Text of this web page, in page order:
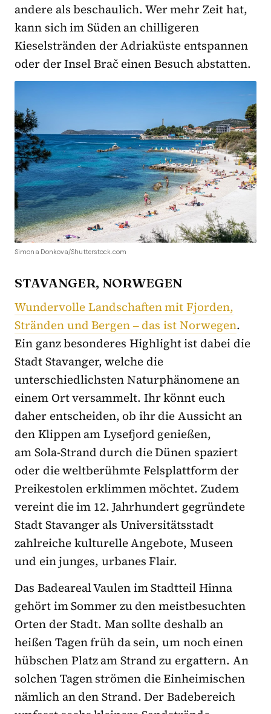
andere als beschaulich. Wer mehr Zeit hat,
kann sich im Süden an chilligeren
Kieselstränden der Adriaküste entspannen
oder der Insel Brač einen Besuch abstatten.
Simona Donkova/Shutterstock.com
STAVANGER, NORWEGEN
Wundervolle Landschaften mit Fjorden,
Stränden und Bergen ‒ das ist Norwegen.
Ein ganz besonderes Highlight ist dabei die
Stadt Stavanger, welche die
unterschiedlichsten Naturphänomene an
einem Ort versammelt. Ihr könnt euch
daher entscheiden, ob ihr die Aussicht an
den Klippen am Lysefjord genießen,
am Sola-Strand durch die Dünen spaziert
oder die weltberühmte Felsplattform der
Preikestolen erklimmen möchtet. Zudem
vereint die im 12. Jahrhundert gegründete
Stadt Stavanger als Universitätsstadt
zahlreiche kulturelle Angebote, Museen
und ein junges, urbanes Flair.
Das Badeareal Vaulen im Stadtteil Hinna
gehört im Sommer zu den meistbesuchten
Orten der Stadt. Man sollte deshalb an
heißen Tagen früh da sein, um noch einen
hübschen Platz am Strand zu ergattern. An
solchen Tagen strömen die Einheimischen
nämlich an den Strand. Der Badebereich